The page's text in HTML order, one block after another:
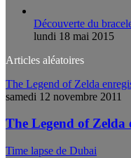
Découverte du
lundi 18 mai 2015
Articles aléatoires
The Legend of Zelda
samedi 12 novembre 2011
The Legend of Zelda
Time lapse de Dubai